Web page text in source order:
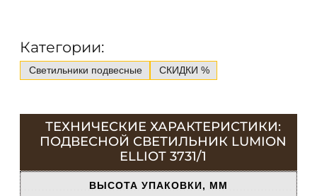
Категории:
Светильники подвесные СКИДКИ %
ТЕХНИЧЕСКИЕ ХАРАКТЕРИСТИКИ:
ПОДВЕСНОЙ СВЕТИЛЬНИК LUMION
ELLIOT 3731/1
ВЫСОТА УПАКОВКИ, ММ